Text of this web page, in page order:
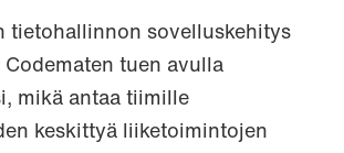
tietohallinnon sovelluskehitys
tuen avulla
mikä antaa tiimille
keskittyä liiketoimintojen